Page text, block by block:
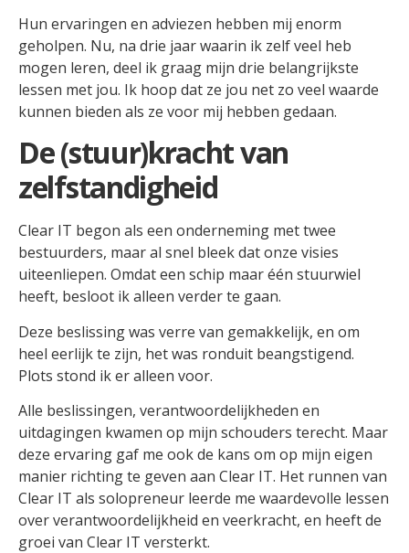
Hun ervaringen en adviezen hebben mij enorm
geholpen. Nu, na drie jaar waarin ik zelf veel heb
mogen leren, deel ik graag mijn drie belangrijkste
lessen met jou. Ik hoop dat ze jou net zo veel waarde
kunnen bieden als ze voor mij hebben gedaan.
De (stuur)kracht van
zelfstandigheid
Clear IT begon als een onderneming met twee
bestuurders, maar al snel bleek dat onze visies
uiteenliepen. Omdat een schip maar één stuurwiel
heeft, besloot ik alleen verder te gaan.
Deze beslissing was verre van gemakkelijk, en om
heel eerlijk te zijn, het was ronduit beangstigend.
Plots stond ik er alleen voor.
Alle beslissingen, verantwoordelijkheden en
uitdagingen kwamen op mijn schouders terecht. Maar
deze ervaring gaf me ook de kans om op mijn eigen
manier richting te geven aan Clear IT. Het runnen van
Clear IT als solopreneur leerde me waardevolle lessen
over verantwoordelijkheid en veerkracht, en heeft de
groei van Clear IT versterkt.